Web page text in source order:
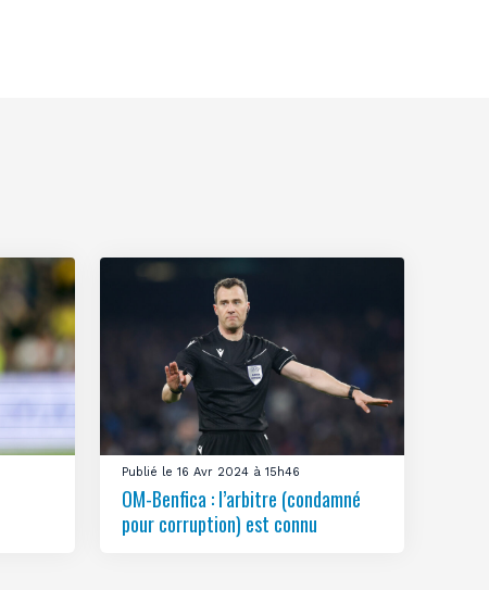
Publié le 16 Avr 2024 à 15h46
OM-Benfica : l’arbitre (condamné
pour corruption) est connu